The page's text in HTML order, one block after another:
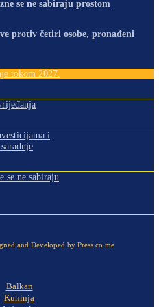
se ne sabiraju prostom
protiv četiri osobe, pronađeni
tokom 2027.
i
se ne sabiraju
and Developed by Press.co.me
Balkan
Kuhinja